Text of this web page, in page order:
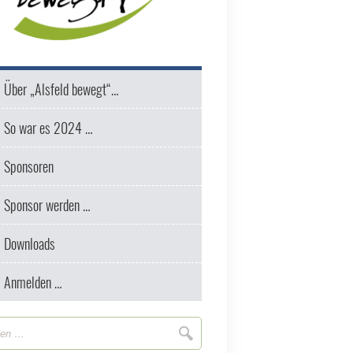
Über „Alsfeld bewegt“…
So war es 2024 …
Sponsoren
Sponsor werden …
Downloads
Anmelden …